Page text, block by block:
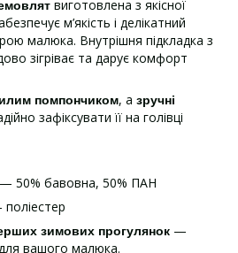
виготовлена з якісної
м’якість і делікатний
малюка. Внутрішня підкладка з
зігріває та дарує комфорт
помпончиком, а зручні
зафіксувати її на голівці
50% бавовна, 50% ПАН
зимових прогулянок —
вашого малюка.